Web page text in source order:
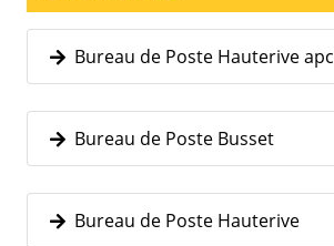
Bureau de Poste Hauterive apc
Bureau de Poste Busset
Bureau de Poste Hauterive